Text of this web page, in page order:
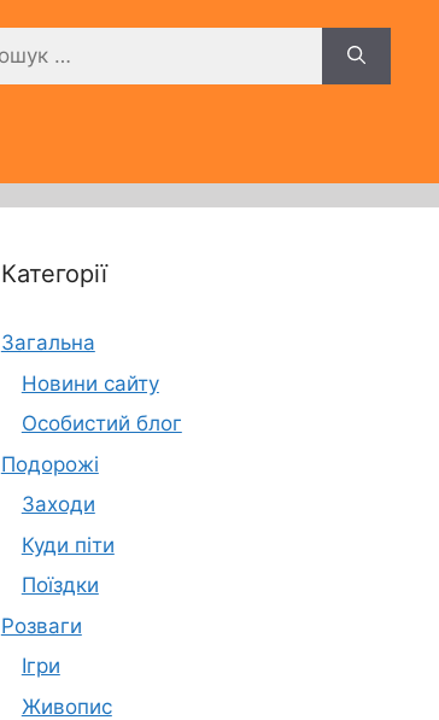
Категорії
Загальна
Новини сайту
Особистий блог
Подорожі
Заходи
Куди піти
Поїздки
Розваги
Ігри
Живопис